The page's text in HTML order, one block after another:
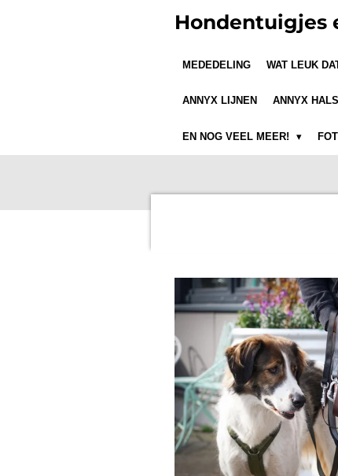
Hondentuigjes
MEDEDELING WAT LEUK
ANNYX LIJNEN ANNYX
EN NOG VEEL MEER!